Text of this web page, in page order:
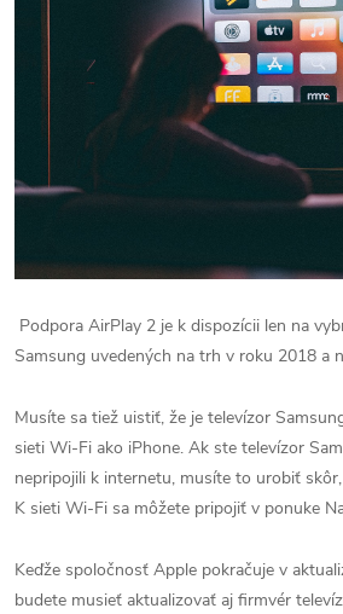
Podpora AirPlay 2 je k dispozícii len na
Samsung uvedených na trh v roku 2018 a
Musíte sa tiež uistiť, že je televízor
sieti Wi-Fi ako iPhone. Ak ste televízor
nepripojili k internetu, musíte to urobiť
K sieti Wi-Fi sa môžete pripojiť v ponuke
Keďže spoločnosť Apple pokračuje v
budete musieť aktualizovať aj firmvér